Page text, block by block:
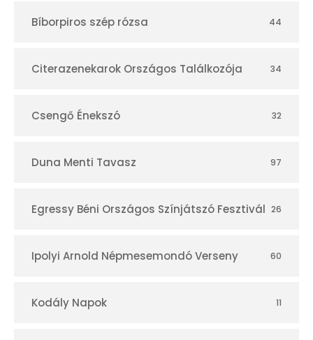
r
Bíborpiros szép rózsa 44
Citerazenekarok Országos Találkozója 34
Csengő Énekszó 32
Duna Menti Tavasz 97
Egressy Béni Országos Színjátszó Fesztivál 26
Ipolyi Arnold Népmesemondó Verseny 60
Kodály Napok 11